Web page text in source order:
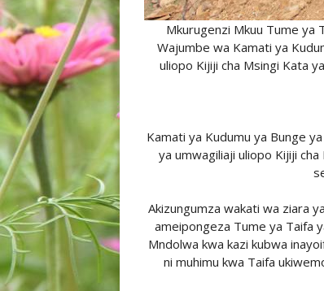
Mkurugenzi Mkuu Tume ya
Wajumbe wa Kamati ya
uliopo Kijiji cha Msingi Kata
Kamati ya Kudumu ya Bunge
ya umwagiliaji uliopo Kijiji
Akizungumza wakati wa ziara
ameipongeza Tume ya Taifa
Mndolwa kwa kazi kubwa
ni muhimu kwa Taifa